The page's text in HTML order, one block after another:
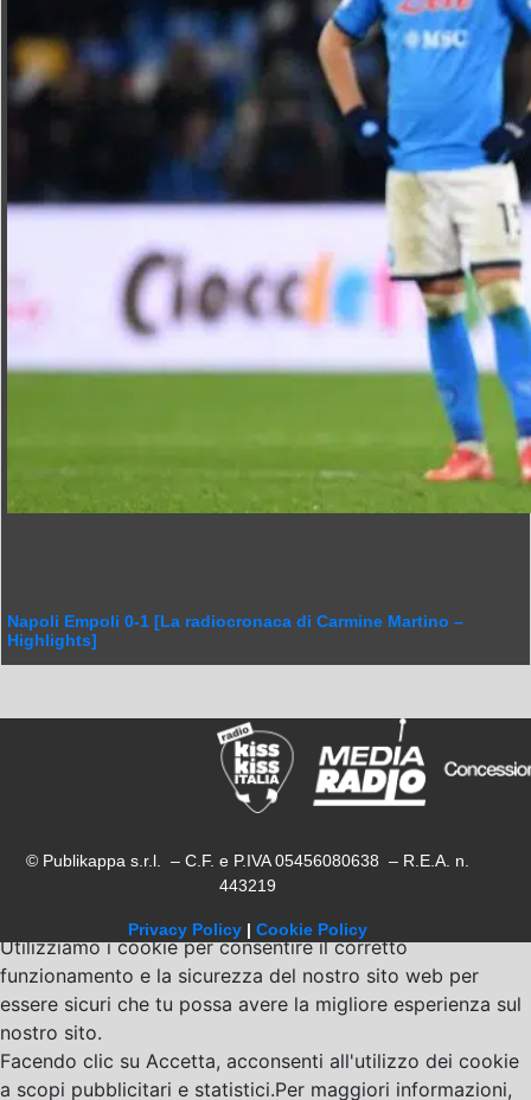
Napoli Empoli 0-1 [La radiocronaca di Carmine Martino –
Highlights]
© Publikappa s.r.l. – C.F. e P.IVA 05456080638 – R.E.A. n.
443219
Privacy Policy | Cookie Policy
Utilizziamo i cookie per consentire il corretto
funzionamento e la sicurezza del nostro sito web per
essere sicuri che tu possa avere la migliore esperienza sul
nostro sito.
Facendo clic su Accetta, acconsenti all'utilizzo dei cookie
a scopi pubblicitari e statistici.Per maggiori informazioni,